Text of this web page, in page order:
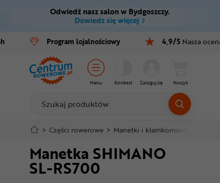
Ctrl M
Menu główne
Informacje o produkcie
Do koszyka
Szczegółowe informacje
Stopka
Odwiedź nasz salon w Bydgoszczy.
Dowiedz się więcej
Program lojalnościowy 4,9/5 Nasza
Menu Kontrast Zaloguj się Koszyk
Rowery
E-bike
Części
Akcesoria
Odzież
Kaski
Buty
> Części rowerowe > Manetki i klamkomanetki
Manetka SHIMANO
SL-RS700